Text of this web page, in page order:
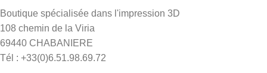
Boutique spécialisée dans l'impression 3D
108 chemin de la Viria
69440 CHABANIERE
Tél : +33(0)6.51.98.69.72